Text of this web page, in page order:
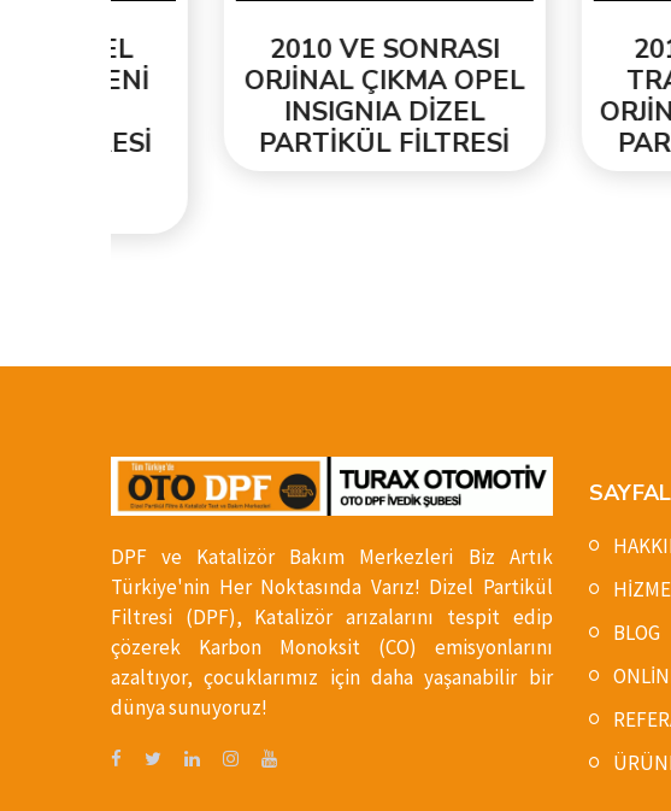
2010 VE SONRASI
ORJİNAL ÇIKMA OPEL
INSIGNIA DİZEL
PARTİKÜL FİLTRESİ
2011-2015
TRANSİT
ORJİNAL
PARTİKÜL
DPF ve Katalizör Bakım Merkezleri Biz Artık
Türkiye'nin Her Noktasında Varız! Dizel Partikül
Filtresi (DPF), Katalizör arızalarını tespit edip
çözerek Karbon Monoksit (CO) emisyonlarını
azaltıyor, çocuklarımız için daha yaşanabilir bir
dünya sunuyoruz!
BLOG